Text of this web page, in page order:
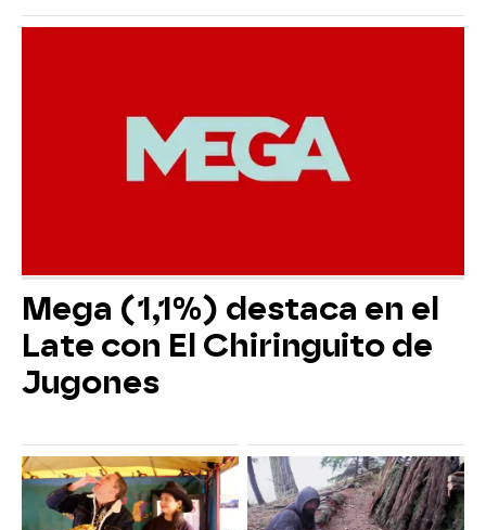
Mega (1,1%) destaca en el
Late con El Chiringuito de
Jugones